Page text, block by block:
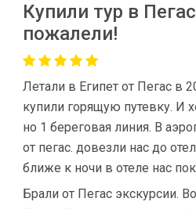
Купили тур в
пожалели!
Летали в Египет от Пегас в
купили горящую путевку. И
но 1 береговая линия. В
от пегас. довезли нас до
ближе к ночи в отеле нас
Брали от Пегас экскурсии.